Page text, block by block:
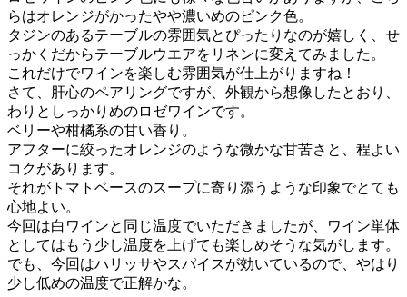
らはオレンジがかったやや濃いめのピンク色。
タジンのあるテーブルの雰囲気とぴったりなのが嬉しく、せ
っかくだからテーブルウエアをリネンに変えてみました。
これだけでワインを楽しむ雰囲気が仕上がりますね！
さて、肝心のペアリングですが、外観から想像したとおり、
わりとしっかりめのロゼワインです。
ベリーや柑橘系の甘い香り。
アフターに絞ったオレンジのような微かな甘苦さと、程よい
コクがあります。
それがトマトベースのスープに寄り添うような印象でとても
心地よい。
今回は白ワインと同じ温度でいただきましたが、ワイン単体
としてはもう少し温度を上げても楽しめそうな気がします。
でも、今回はハリッサやスパイスが効いているので、やはり
少し低めの温度で正解かな。